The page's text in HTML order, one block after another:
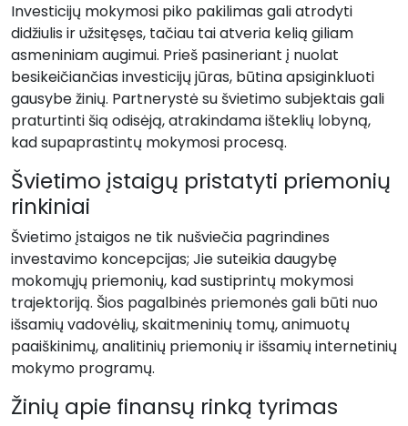
Investicijų mokymosi piko pakilimas gali atrodyti
didžiulis ir užsitęsęs, tačiau tai atveria kelią giliam
asmeniniam augimui. Prieš pasineriant į nuolat
besikeičiančias investicijų jūras, būtina apsiginkluoti
gausybe žinių. Partnerystė su švietimo subjektais gali
praturtinti šią odisėją, atrakindama išteklių lobyną,
kad supaprastintų mokymosi procesą.
Švietimo įstaigų pristatyti priemonių
rinkiniai
Švietimo įstaigos ne tik nušviečia pagrindines
investavimo koncepcijas; Jie suteikia daugybę
mokomųjų priemonių, kad sustiprintų mokymosi
trajektoriją. Šios pagalbinės priemonės gali būti nuo
išsamių vadovėlių, skaitmeninių tomų, animuotų
paaiškinimų, analitinių priemonių ir išsamių internetinių
mokymo programų.
Žinių apie finansų rinką tyrimas